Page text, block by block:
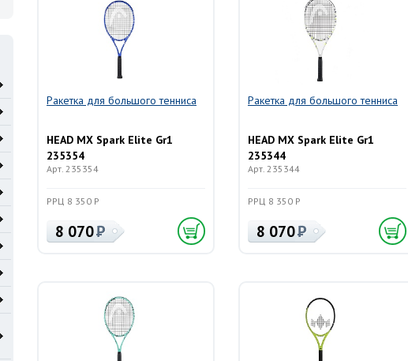
Ракетка для большого тенниса
HEAD MX Spark Elite Gr1
235354
Арт. 235354
РРЦ 8 350 Р
8 070
Ракетка для большого тенниса
HEAD MX Spark Elite Gr1
235344
Арт. 235344
РРЦ 8 350 Р
8 070